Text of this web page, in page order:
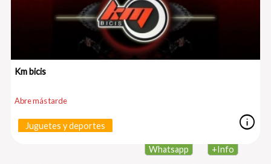
Km bicis
Abre más tarde
Juguetes y deportes info
+Info
Whatsapp